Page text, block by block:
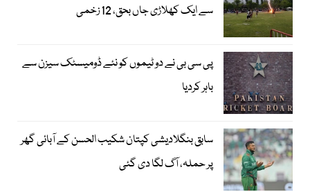
سے ایک کھلاڑی جاں بحق، 12 زخمی
پی سی بی نے دو ٹیموں کو نئے ڈومیسٹک سیزن سے
باہر کردیا
سابق بنگلادیشی کپتان شکیب الحسن کے آبائی گھر
پر حملہ، آگ لگا دی گئی